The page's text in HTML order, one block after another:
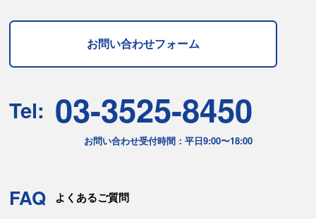
お問い合わせフォーム
Tel: 03-3525-8450
お問い合わせ受付時間：平日9:00〜18:00
FAQ よくあるご質問